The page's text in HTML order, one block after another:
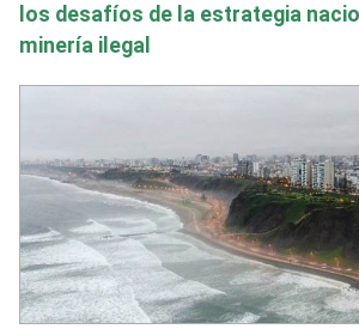
los desafíos de la estrategia
minería ilegal